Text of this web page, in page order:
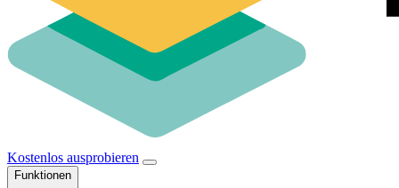
Kostenlos ausprobieren
Funktionen